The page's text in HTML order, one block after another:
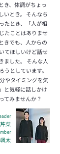
き、体調がちょっ
いとき。 そんなち
たとき、「人が相
たことはありませ
きでも、人からの
てほしいけど話せ
ました。 そんな人
としています。
やタイミングを気
と気軽に話しかけ
てみませんか？
菜
颯太